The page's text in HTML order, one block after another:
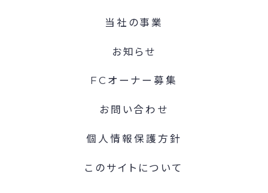
当社の事業
お知らせ
FCオーナー募集
お問い合わせ
個人情報保護方針
このサイトについて